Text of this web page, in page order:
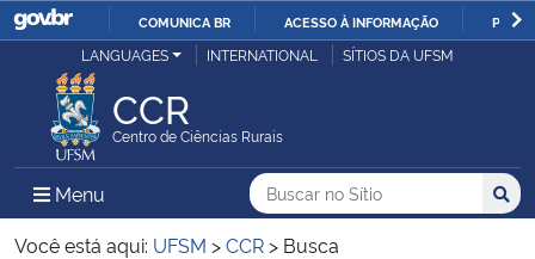
IR
COMUNICA BR ACESSO À INFORMAÇÃO
Ministério da Justiça e Segurança Pública
Ministério da Defesa
Ministério das Relações Exteriores
LANGUAGES INTERNATIONAL SÍTIOS DA UFSM
CCR
Centro de Ciências Rurais
Menu Menu Principal do Sítio
Busca
Buscar no no Sítio
Busca:
Você está aqui: UFSM >CCR > Busca